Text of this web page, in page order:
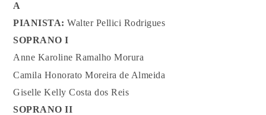
A
PIANISTA:Walter Pellici Rodrigues
SOPRANO I
Anne Karoline Ramalho Morura
Camila Honorato Moreira de Almeida
Giselle Kelly Costa dos Reis
SOPRANO II